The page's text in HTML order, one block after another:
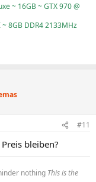
~ 16GB ~ GTX 970 @
8GB DDR4 2133MHz
#11
bleiben?
nothing This is the